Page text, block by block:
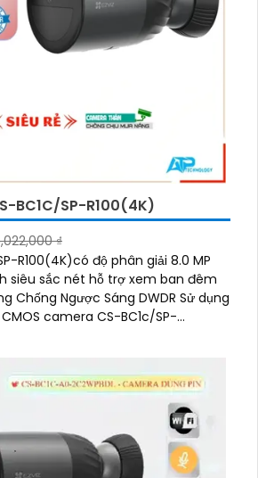
BC1C/SP-R100(4K)
₫
R100(4K)có độ phân giải 8.0 MP
siêu sắc nét hỗ trợ xem ban đêm
Chống Ngược Sáng DWDR Sử dụng
camera CS-BC1c/SP-
thông qua khe thẻ nhớ